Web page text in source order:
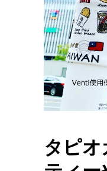
タピ